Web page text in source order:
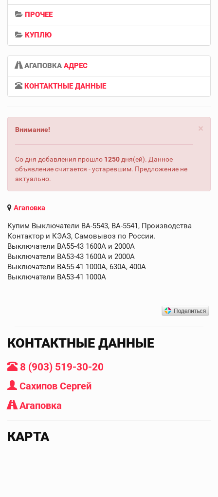
ПРОЧЕЕ
КУПЛЮ
АГАПОВКА АДРЕС
КОНТАКТНЫЕ ДАННЫЕ
×
Внимание!
Со дня добавления прошло 1250 дня(ей). Данное
объявление считается - устаревшим. Предложение не
актуально.
Агаповка
Купим Выключатели ВА-5543, ВА-5541, Производства
Контактор и КЭАЗ, Самовывоз по России.
Выключатели ВА55-43 1600А и 2000А
Выключатели ВА53-43 1600А и 2000А
Выключатели ВА55-41 1000А, 630А, 400А
Выключатели ВА53-41 1000А
КОНТАКТНЫЕ ДАННЫЕ
8 (903) 519-30-20
Сахипов Сергей
Агаповка
КАРТА